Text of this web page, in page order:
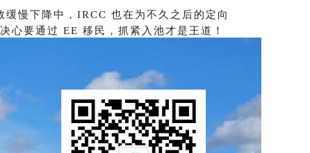
慢下降中，IRCC 也在为不久之后的定向
心要通过 EE 移民，抓紧入池才是王道！